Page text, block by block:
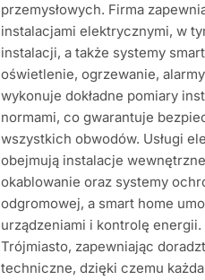
przemysłowych. Firma
instalacjami elektrycznymi, w
instalacji, a także systemy
oświetlenie, ogrzewanie,
wykonuje dokładne pomiary
normami, co gwarantuje
wszystkich obwodów. Usługi
obejmują instalacje
okablowanie oraz systemy
odgromowej, a smart home
urządzeniami i kontrolę energii.
Trójmiasto, zapewniając
techniczne, dzięki czemu